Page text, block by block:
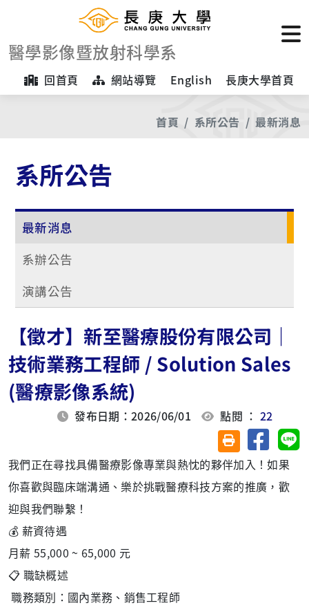
醫學影像暨放射科學系
回首頁 網站導覽 English 長庚大學首頁
首頁 系所公告 最新消息
系所公告
最新消息
系辦公告
演講公告
【徵才】新至醫療股份有限公司｜
技術業務工程師 / Solution Sales
(醫療影像系統)
發布日期：2026/06/01 點閱 ：22
友善列印(另開視
分享至
我們正在尋找具備醫療影像專業與熱忱的夥伴加入！如果
你喜歡與臨床端溝通、樂於挑戰醫療科技方案的推廣，歡
迎與我們聯繫！
💰 薪資待遇
月薪 55,000 ~ 65,000 元
📋 職缺概述
職務類別：國內業務、銷售工程師